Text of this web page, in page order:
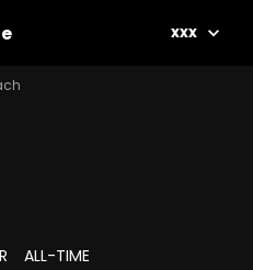
xxx
ALL-TIME